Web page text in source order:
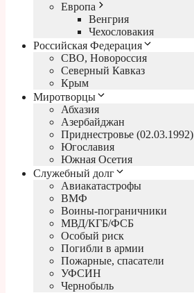
Европа
Венгрия
Чехословакия
Российская Федерация
СВО, Новороссия
Северный Кавказ
Крым
Миротворцы
Абхазия
Азербайджан
Приднестровье (02.03.1992)
Югославия
Южная Осетия
Служебный долг
Авиакатастрофы
ВМФ
Воины-пограничники
МВД/КГБ/ФСБ
Особый риск
Погибли в армии
Пожарные, спасатели
УФСИН
Чернобыль